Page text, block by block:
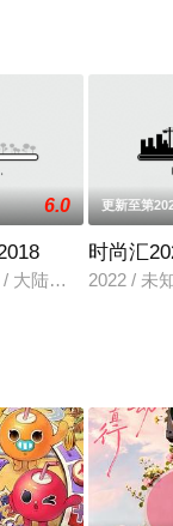
等平台了解。
不同的趣味环节,使
6.0
大陆综艺
更新至第
时尚汇
2022 / 未